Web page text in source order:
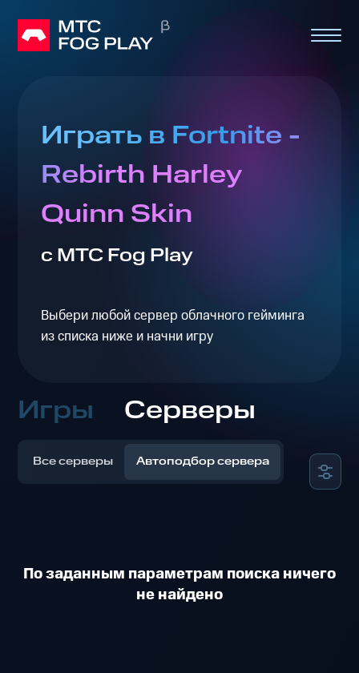
Играть в Fortnite -
Rebirth Harley
Quinn Skin
с МТС Fog Play
Выбери любой сервер облачного гейминга
из списка ниже и начни игру
Игры Серверы
Все серверы Автоподбор сервера
По заданным параметрам поиска ничего
не найдено